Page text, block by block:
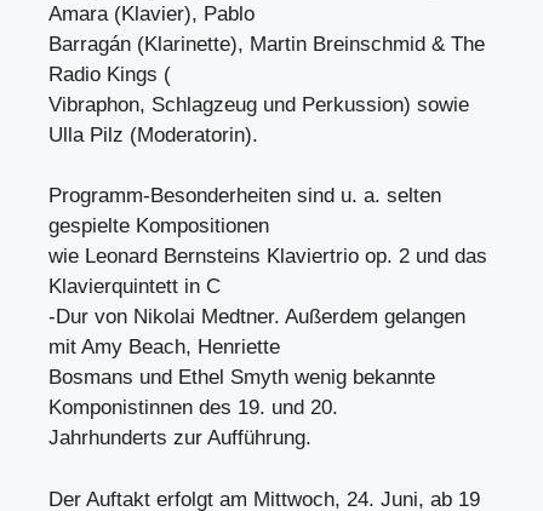
Amara (Klavier), Pablo
Barragán (Klarinette), Martin Breinschmid & The
Radio Kings (
Vibraphon, Schlagzeug und Perkussion) sowie
Ulla Pilz (Moderatorin).
Programm-Besonderheiten sind u. a. selten
gespielte Kompositionen
wie Leonard Bernsteins Klaviertrio op. 2 und das
Klavierquintett in C
-Dur von Nikolai Medtner. Außerdem gelangen
mit Amy Beach, Henriette
Bosmans und Ethel Smyth wenig bekannte
Komponistinnen des 19. und 20.
Jahrhunderts zur Aufführung.
Der Auftakt erfolgt am Mittwoch, 24. Juni, ab 19